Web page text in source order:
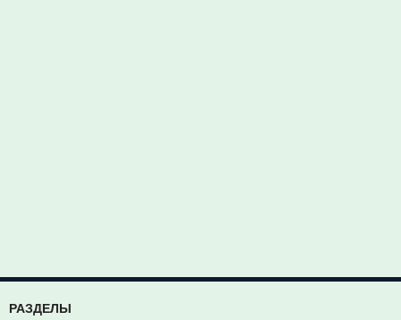
РАЗДЕЛЫ